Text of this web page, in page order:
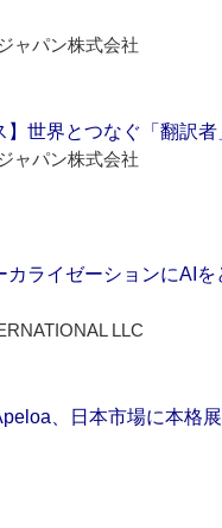
ャパン株式会社
】世界とつなぐ「翻訳
ャパン株式会社
カライゼーションにAI
LLC
、日本市場に本格